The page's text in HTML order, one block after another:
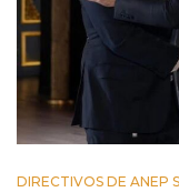
DIRECTIVOS DE ANEP